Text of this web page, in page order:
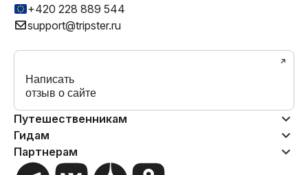
Путешественникам
Гидам
Партнерам
+420 228 889 544
support@tripster.ru
Написать
отзыв о сайте